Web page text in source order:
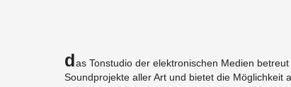
Das Ton­stu­dio der elek­tro­ni­schen Me­di­en be­treut
Sound­pro­jek­te aller Art und bie­tet die Mög­lich­keit